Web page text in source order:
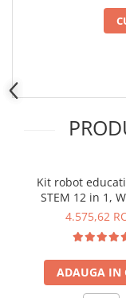
Placi de Expansiune
Module Electronice
Componente
Acumulatori
Baterii
Distributie
Contoare si Relee
Sigurante Automate
Sigurante Fuzibile
Kit robot
STEM 12 in 1,
RobotStorm
4.575,62
ADAUGA IN